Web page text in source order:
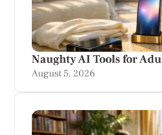
Naughty AI Tools for
August 5, 2026